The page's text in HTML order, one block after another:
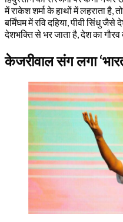
में राकेश शर्मा के हाथों में लहराता है,
बर्मिंघम में रवि दहिया, पीवी सिंधु
देशभक्ति से भर जाता है, देश का गौरव
केजरीवाल संग लगा